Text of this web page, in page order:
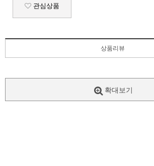
관심상품
상품리뷰
확대보기